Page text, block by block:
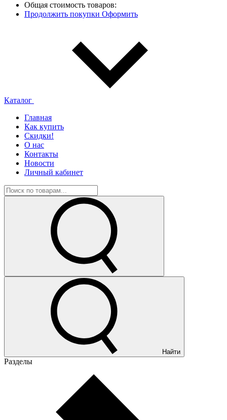
Общая стоимость товаров:
Продолжить покупки Оформить
Каталог
Главная
Как купить
Скидки!
О нас
Контакты
Новости
Личный кабинет
Найти
Разделы